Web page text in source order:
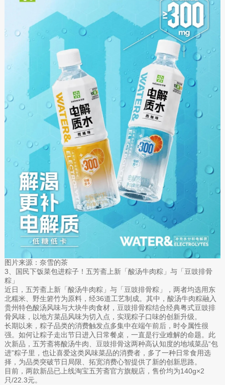
图片来源：奈雪的茶
3、国民下饭菜包进粽子！五芳斋上新「酸汤牛肉粽」与「豆豉排骨
粽」
近日，五芳斋上新「酸汤牛肉粽」与「豆豉排骨粽」，两者均选用东
北糯米、野生箬竹为原料，经36道工艺制成。其中，酸汤牛肉粽融入
贵州特色酸汤风味与大块牛肉食材，豆豉排骨粽结合经典粤式豆豉排
骨风味，以地方菜品风味为切入点，实现粽子口味的创新升级。
长期以来，粽子品类的消费触发点多集中在端午前后，时令属性很
强。如何让粽子走出节日进入日常餐桌，一直是行业难解的命题。此
次新品，五芳斋将酸汤牛肉、豆豉排骨这两种高认知度的地域菜品“包
进”粽子里，也让喜爱这类风味菜品的消费者，多了一种日常食用选
择，为品类突破节日局限、拓宽消费心智提供了新的创新思路。
目前，两款新品已上线淘宝五芳斋官方旗舰店，售价均为140g×2
只/22.3元。